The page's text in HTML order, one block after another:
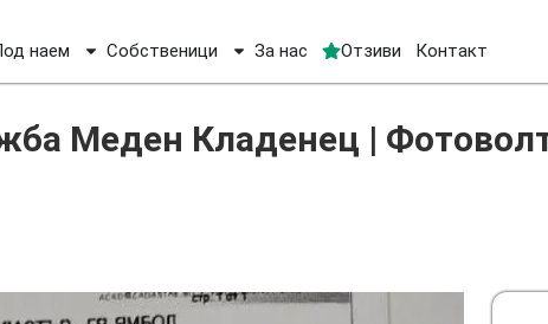
наем Собственици За нас Отзиви
Контакт
Меден Кладенец |